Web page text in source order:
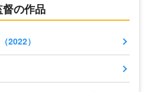
の作品
2022）